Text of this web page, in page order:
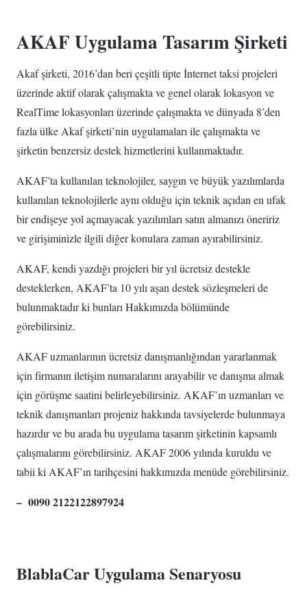
AKAF Uygulama Tasarım Şirketi
Akaf şirketi, 2016’dan beri çeşitli tipte İnternet taksi projeleri
üzerinde aktif olarak çalışmakta ve genel olarak lokasyon ve
RealTime lokasyonları üzerinde çalışmakta ve dünyada 8’den
fazla ülke Akaf şirketi’nin uygulamaları ile çalışmakta ve
şirketin benzersiz destek hizmetlerini kullanmaktadır.
AKAF’ta kullanılan teknolojiler, saygın ve büyük yazılımlarda
kullanılan teknolojilerle aynı olduğu için teknik açıdan en ufak
bir endişeye yol açmayacak yazılımları satın almanızı öneririz
ve girişiminizle ilgili diğer konulara zaman ayırabilirsiniz.
AKAF, kendi yazdığı projeleri bir yıl ücretsiz destekle
desteklerken, AKAF’ta 10 yılı aşan destek sözleşmeleri de
bulunmaktadır ki bunları Hakkımızda bölümünde
görebilirsiniz.
AKAF uzmanlarının ücretsiz danışmanlığından yararlanmak
için firmanın iletişim numaralarını arayabilir ve danışma almak
için görüşme saatini belirleyebilirsiniz. AKAF’ın uzmanları ve
teknik danışmanları projeniz hakkında tavsiyelerde bulunmaya
hazırdır ve bu arada bu uygulama tasarım şirketinin kapsamlı
çalışmalarını görebilirsiniz. AKAF 2006 yılında kuruldu ve
tabii ki AKAF’ın tarihçesini hakkımızda menüde görebilirsiniz.
– 0090 2122122897924
BlablaCar Uygulama Senaryosu